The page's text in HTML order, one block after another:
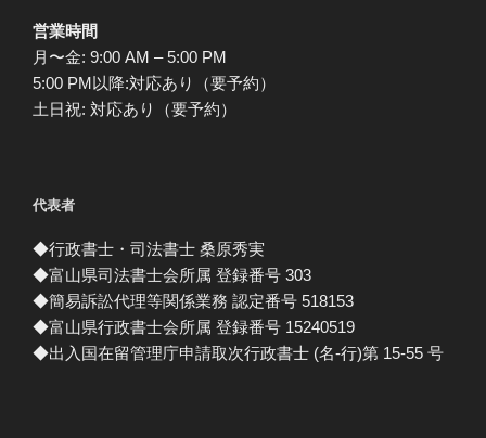
営業時間
月〜金: 9:00 AM – 5:00 PM
5:00 PM以降:対応あり（要予約）
土日祝: 対応あり（要予約）
代表者
◆行政書士・司法書士 桑原秀実
◆富山県司法書士会所属 登録番号 303
◆簡易訴訟代理等関係業務 認定番号 518153
◆富山県行政書士会所属 登録番号 15240519
◆出入国在留管理庁申請取次行政書士 (名-行)第 15-55 号